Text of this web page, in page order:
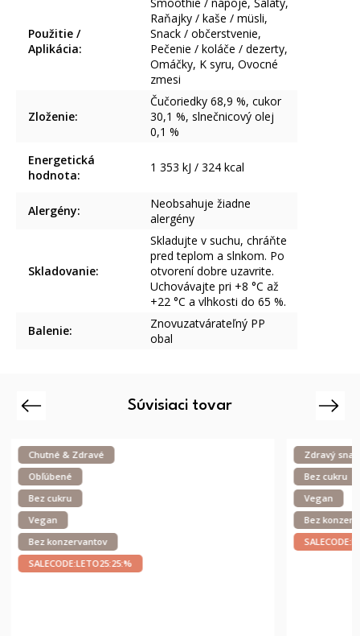
Použitie /
Aplikácia:
Raňajky / kaše / müsli,
Snack / občerstvenie,
Pečenie / koláče / dezerty,
Omáčky, K syru, Ovocné
zmesi
Zloženie:
Čučoriedky 68,9 %, cukor
30,1 %, slnečnicový olej
0,1 %
Energetická
hodnota:
1 353 kJ / 324 kcal
Alergény:
Neobsahuje žiadne
alergény
Skladovanie:
Skladujte v suchu, chráňte
pred teplom a slnkom. Po
otvorení dobre uzavrite.
Uchovávajte pri +8 °C až
+22 °C a vlhkosti do 65 %.
Balenie:
Znovuzatvárateľný PP
obal
Súvisiaci tovar
Previous
Zdravý snack
Bez cukru
Vegan
Bez konzervantov
SALECODE:LETO25:25:%
Chrumkavé
Chutné &
Zdravý
Vegan
Next